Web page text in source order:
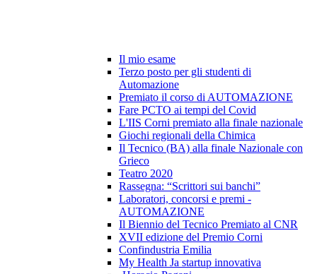
Il mio esame
Terzo posto per gli studenti di
Automazione
Premiato il corso di AUTOMAZIONE
Fare PCTO ai tempi del Covid
L'IIS Corni premiato alla finale nazionale
Giochi regionali della Chimica
Il Tecnico (BA) alla finale Nazionale con
Grieco
Teatro 2020
Rassegna: “Scrittori sui banchi”
Laboratori, concorsi e premi -
AUTOMAZIONE
Il Biennio del Tecnico Premiato al CNR
XVII edizione del Premio Corni
Confindustria Emilia
My Health Ja startup innovativa